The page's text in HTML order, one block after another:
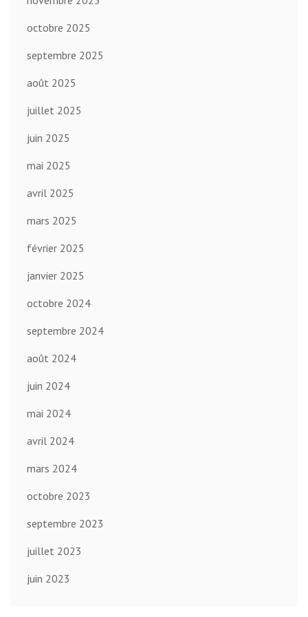
octobre 2025
septembre 2025
août 2025
juillet 2025
juin 2025
mai 2025
avril 2025
mars 2025
février 2025
janvier 2025
octobre 2024
septembre 2024
août 2024
juin 2024
mai 2024
avril 2024
mars 2024
octobre 2023
septembre 2023
juillet 2023
juin 2023